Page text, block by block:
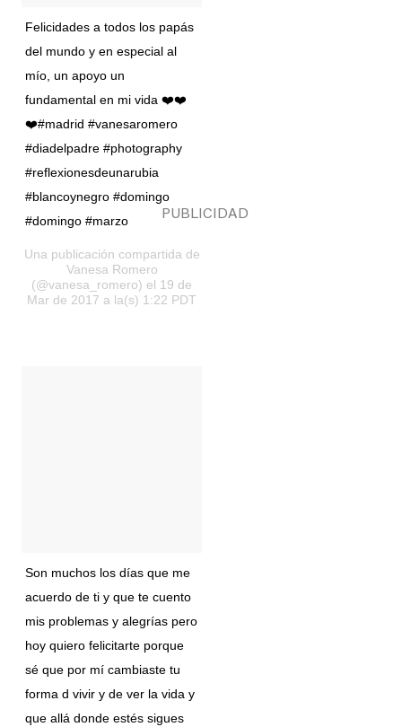
Felicidades a todos los papás
del mundo y en especial al
mío, un apoyo un
fundamental en mi vida ❤️❤️
❤️#madrid #vanesaromero
#diadelpadre #photography
#reflexionesdeunarubia
#blancoynegro #domingo
#domingo #marzo
Una publicación compartida de
Vanesa Romero
(@vanesa_romero) el 19 de
Mar de 2017 a la(s) 1:22 PDT
Son muchos los días que me
acuerdo de ti y que te cuento
mis problemas y alegrías pero
hoy quiero felicitarte porque
sé que por mí cambiaste tu
forma d vivir y de ver la vida y
que allá donde estés sigues